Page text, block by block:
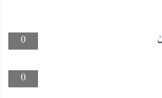
0
0